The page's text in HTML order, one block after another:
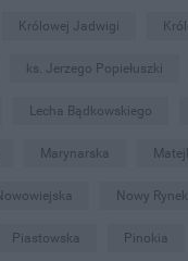
Królowej Jadwigi
ks. Jerzego Popiełuszki
Lecha Bądkowskiego
Marynarska
Nowy Rynek
Piastowska Pinokia